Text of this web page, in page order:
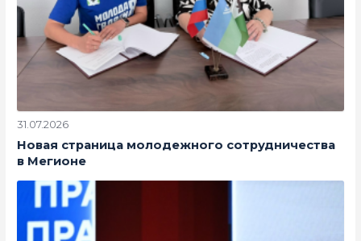
31.07.2026
Новая страница молодежного сотрудничества
в Мегионе